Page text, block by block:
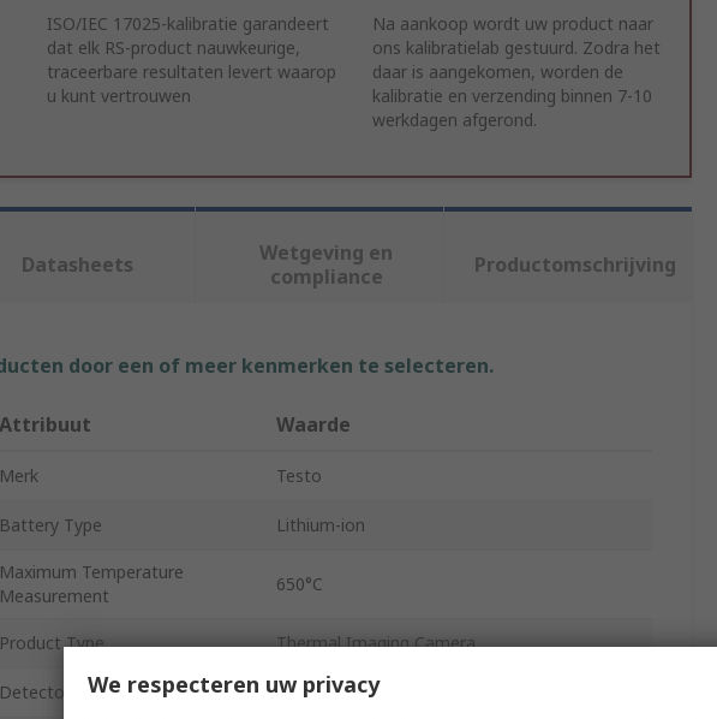
ISO/IEC 17025-kalibratie garandeert
dat elk RS-product nauwkeurige,
traceerbare resultaten levert waarop
u kunt vertrouwen
Na aankoop wordt uw product naar
ons kalibratielab gestuurd. Zodra het
daar is aangekomen, worden de
kalibratie en verzending binnen 7-10
werkdagen afgerond.
Datasheets
Wetgeving en
compliance
Productomschrijving
door een of meer kenmerken te selecteren.
Attribuut Waarde
Merk Testo
Battery Type Lithium-ion
Maximum Temperature
Measurement
650°C
Product Type Thermal Imaging Camera
Detector Resolution 320 x 240 Pixel
We respecteren uw privacy